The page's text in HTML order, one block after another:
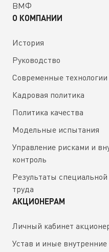
ВМФ
О КОМПАНИИ
История
Руководство
Современные
Кадровая политика
Политика качества
Модельные испытания
Управление рисками и
контроль
Результаты
труда
АКЦИОНЕРАМ
Личный кабинет
Устав и иные